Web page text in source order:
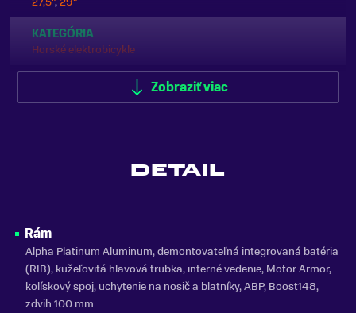
KATEGÓRIA
Horské elektrobicykle
ODNÍMATEĽNÁ BATÉRIA
Áno
KAPACITA BATÉRIE
625 Wh
Zobraziť viac
DETAIL
Rám
Alpha Platinum Aluminum, demontovateľná integrovaná batéria
(RIB), kužeľovitá hlavová trubka, interné vedenie, Motor Armor,
kolískový spoj, uchytenie na nosič a blatníky, ABP, Boost148,
zdvih 100 mm